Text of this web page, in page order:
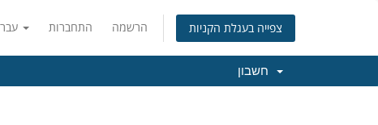
התחברות הרשמה צפייה בעגלת הקניות